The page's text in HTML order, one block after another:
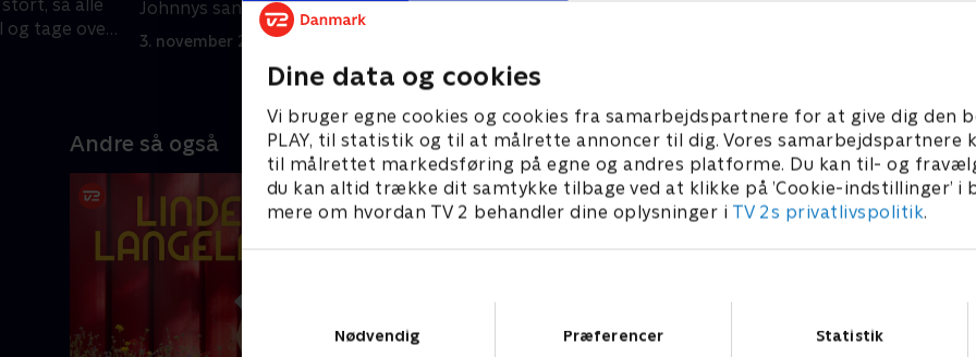
Dine data og cookies
Vi bruger egne cookies og cookies fra samarbejdspartnere for at give dig den
PLAY, til statistik og til at målrette annoncer til dig. Vores samarbejdspartnere
til målrettet markedsføring på egne og andres platforme. Du kan til- og
du kan altid trække dit samtykke tilbage ved at klikke på ’Cookie-indstillinger’ i
mere om hvordan TV 2 behandler dine oplysninger i TV 2s privatlivspolitik.
Nødvendig
Præferencer Statistik
så alle
tage over
Johnnys sange. Og Johnny selv får det
sidste ord.
3. november 2025 • 29 min
Jacob Haugaard. Efter mange
10. november 2025 • 28 min
Andre så også